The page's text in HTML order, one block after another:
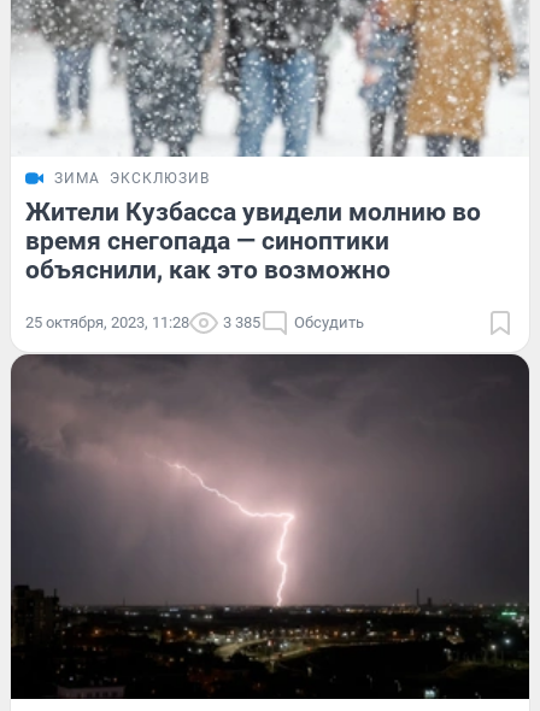
ЗИМА ЭКСКЛЮЗИВ
Жители Кузбасса увидели молнию во
время снегопада — синоптики
объяснили, как это возможно
25 октября, 2023, 11:28 3 385 Обсудить